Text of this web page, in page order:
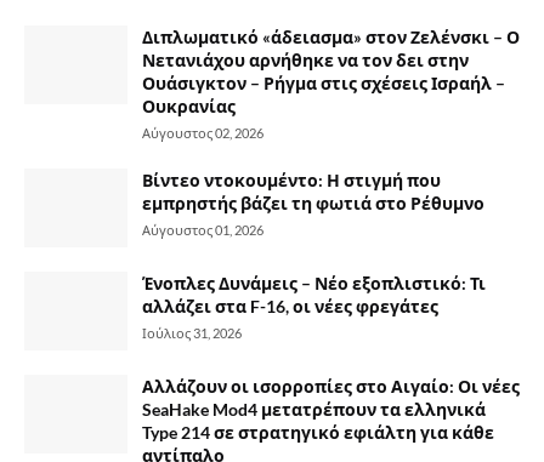
Διπλωματικό «άδειασμα» στον Ζελένσκι – Ο
Νετανιάχου αρνήθηκε να τον δει στην
Ουάσιγκτον – Ρήγμα στις σχέσεις Ισραήλ –
Ουκρανίας
Αύγουστος 02, 2026
Βίντεο ντοκουμέντο: Η στιγμή που
εμπρηστής βάζει τη φωτιά στο Ρέθυμνο
Αύγουστος 01, 2026
Ένοπλες Δυνάμεις – Νέο εξοπλιστικό: Τι
αλλάζει στα F-16, οι νέες φρεγάτες
Ιούλιος 31, 2026
Αλλάζουν οι ισορροπίες στο Αιγαίο: Οι νέες
SeaHake Mod4 μετατρέπουν τα ελληνικά
Type 214 σε στρατηγικό εφιάλτη για κάθε
αντίπαλο